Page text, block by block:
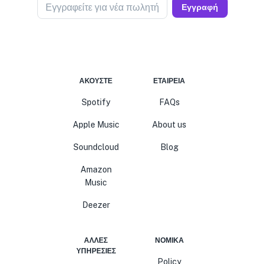
Εγγραφείτε για νέα πωλητή Εγγραφή
ΑΚΟΎΣΤΕ
Spotify
Apple Music
Soundcloud
Amazon
Music
Deezer
ΕΤΑΙΡΕΊΑ
FAQs
About us
Blog
ΆΛΛΕΣ
ΥΠΗΡΕΣΊΕΣ
ΝΟΜΙΚΆ
Policy